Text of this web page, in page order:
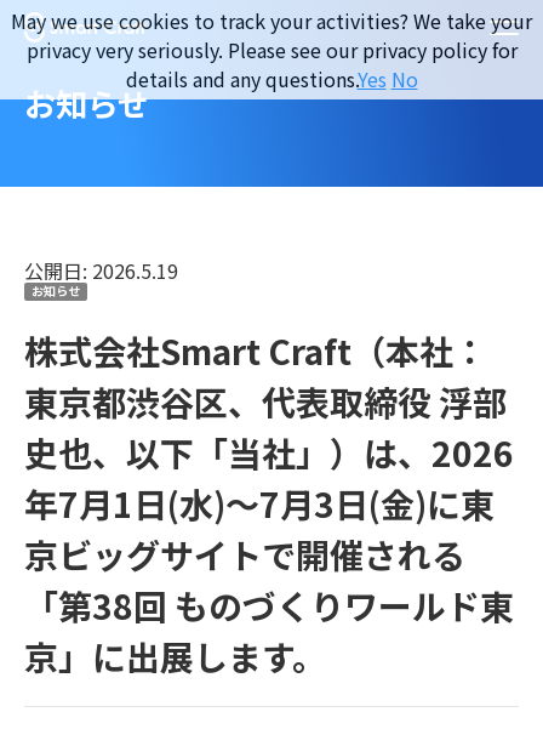
Skip
content
お知らせ
公開日: 2026.5.19
お知らせ
株式会社Smart Craft（本社：
東京都渋谷区、代表取締役 浮部
史也、以下「当社」）は、2026
年7月1日(水)〜7月3日(金)に東
京ビッグサイトで開催される
「第38回 ものづくりワールド東
京」に出展します。
May we use cookies to track your activities? We take your
privacy very seriously. Please see our privacy policy for
details and any questions.Yes No